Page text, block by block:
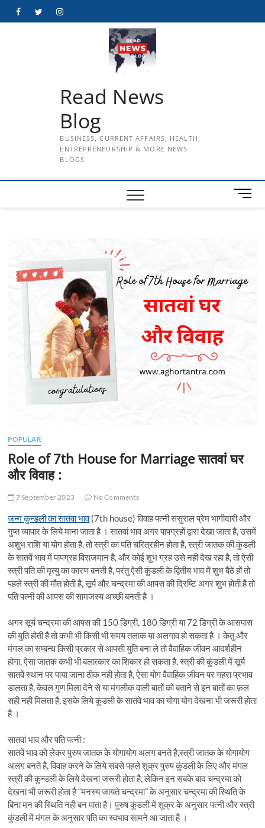
FacebookTwitterInstagram
Read News
Blog
BUSINESS, CURRENT AFFAIRS, HEALTH,
ENTREPRENEURSHIP & MORE NEWS
BLOGS
M
e
t
POPULAR
Role of 7th House for Marriage सातवां घर
और विवाह :
7 September 2023 No Comments
जन्म कुन्डली का सातंवा भाव(7th house) विवाह पत्नी ससुराल प्रेम भागीदारी और
गुप्त व्यापार के लिये माना जाता है । सातवां भाव अगर पापग्रहों द्वारा देखा जाता है, उसमें
अशुभ राशि या योग होता है, तो स्त्री का पति चरित्रहीन होता है, स्त्री जातक की कुंडली
के सातवें भाव में पापग्रह विराजमान है, और कोई शुभ ग्रह उसे नही देख रहा है, तो ऐसी
स्त्री पति की मृत्यु का कारण बनती है, परंतु ऐसी कुंडली के द्वितीय भाव में शुभ बैठे हों तो
पहले स्त्री की मौत होती है, सूर्य और चन्द्रमा की आपस की द्रिष्टि अगर शुभ होती है तो
पति पत्नी की आपस की सामजस्य अच्छी बनती है ।
अगर सूर्य चन्द्रमा की आपस की 150 डिग्री, 180 डिग्री या 72 डिग्री के आसपास
की युति होती है तो कभी भी किसी भी समय तलाक या अलगाव हो सकता है । केतु और
मंगल का सम्बन्ध किसी प्रकार से आपसी युति बना ले तो वैवाहिक जीवन आदर्शहीन
होगा, ऐसा जातक कभी भी बलात्कार का शिकार हो सकता है, स्त्री की कुंडली में सूर्य
सातवें स्थान पर पाया जाना ठीक नही होता है, ऐसा योग वैवाहिक जीवन पर गहरा प्रभाव
डालता है, केवल गुण मिला देने से या मंगलीक वाली बातों को बताने से इन बातों का फ़ल
सही नही मिलता है, इसके लिये कुंडली के सातंवे भाव का योगा योग देखना भी जरूरी होता
है ।
सातवां भाव और पति पत्नी :
सातवें भाव को लेकर पुरुष जातक के योगायोग अलग बनते है,स्त्री जातक के योगायोग
अलग बनते है, विवाह करने के लिये सबसे पहले शुक्र पुरुष कुंडली के लिए और मंगल
स्त्री की कुन्डली के लिये देखना जरूरी होता है, लेकिन इन सबके बाद चन्द्रमा को
देखना भी जरूरी होता है “मनस्य जायते चन्द्रमा” के अनुसार चन्द्रमा की स्थिति के
बिना मन की स्थिति नही बन पाता है। पुरुष कुंडली में शुक्र के अनुसार पत्नी और स्त्री
कुंडली में मंगल के अनुसार पति का स्वभाव सामने आ जाता है ।